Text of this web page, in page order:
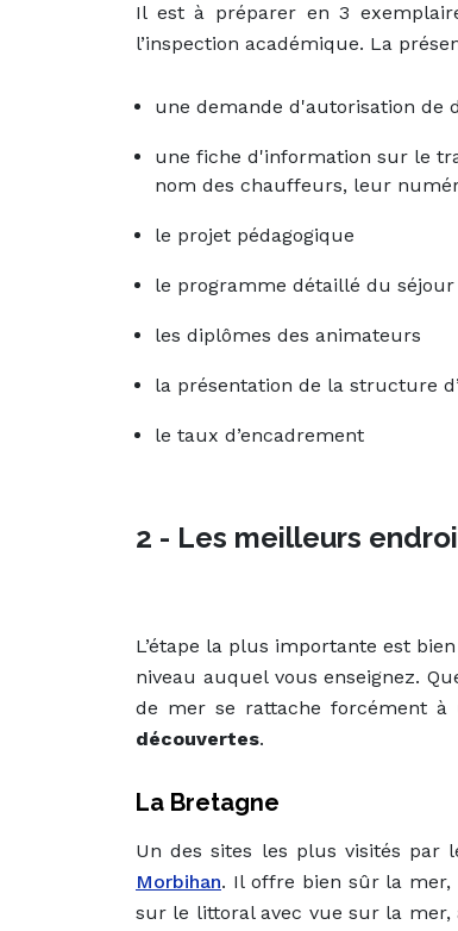
Il est à préparer en 3
l’inspection académique. La
une demande d'autorisation de
une fiche d'information sur le
nom des chauffeurs, leur
le projet pédagogique
le programme détaillé du séjour
les diplômes des animateurs
la présentation de la structure
le taux d’encadrement
2 - Les meilleurs
L’étape la plus importante est
niveau auquel vous enseignez.
de mer se rattache forcément
découvertes.
La Bretagne
Un des sites les plus visités par
Morbihan. Il offre bien sûr la mer,
sur le littoral avec vue sur la